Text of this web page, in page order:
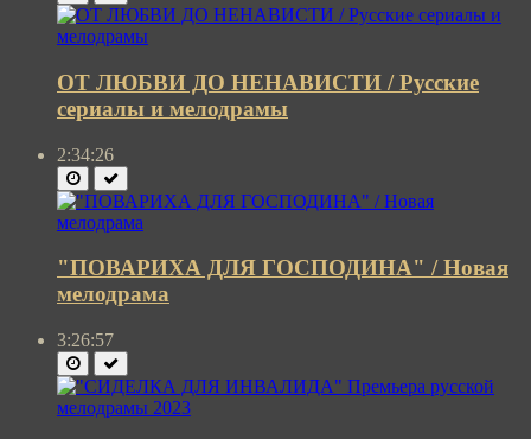
ОТ ЛЮБВИ ДО НЕНАВИСТИ / Русские
сериалы и мелодрамы
2:34:26
"ПОВАРИХА ДЛЯ ГОСПОДИНА" / Новая
мелодрама
3:26:57